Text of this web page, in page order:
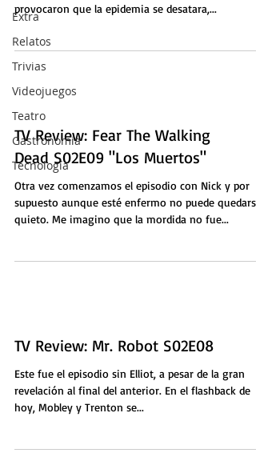
Extra
Relatos
Trivias
Videojuegos
Teatro
Gastronomía
Tecnología
provocaron que la epidemia se desatara,...
TV Review: Fear The Walking
Dead S02E09 "Los Muertos"
Otra vez comenzamos el episodio con Nick y por
supuesto aunque esté enfermo no puede quedarse
quieto. Me imagino que la mordida no fue...
TV Review: Mr. Robot S02E08
Este fue el episodio sin Elliot, a pesar de la gran
revelación al final del anterior. En el flashback de
hoy, Mobley y Trenton se...